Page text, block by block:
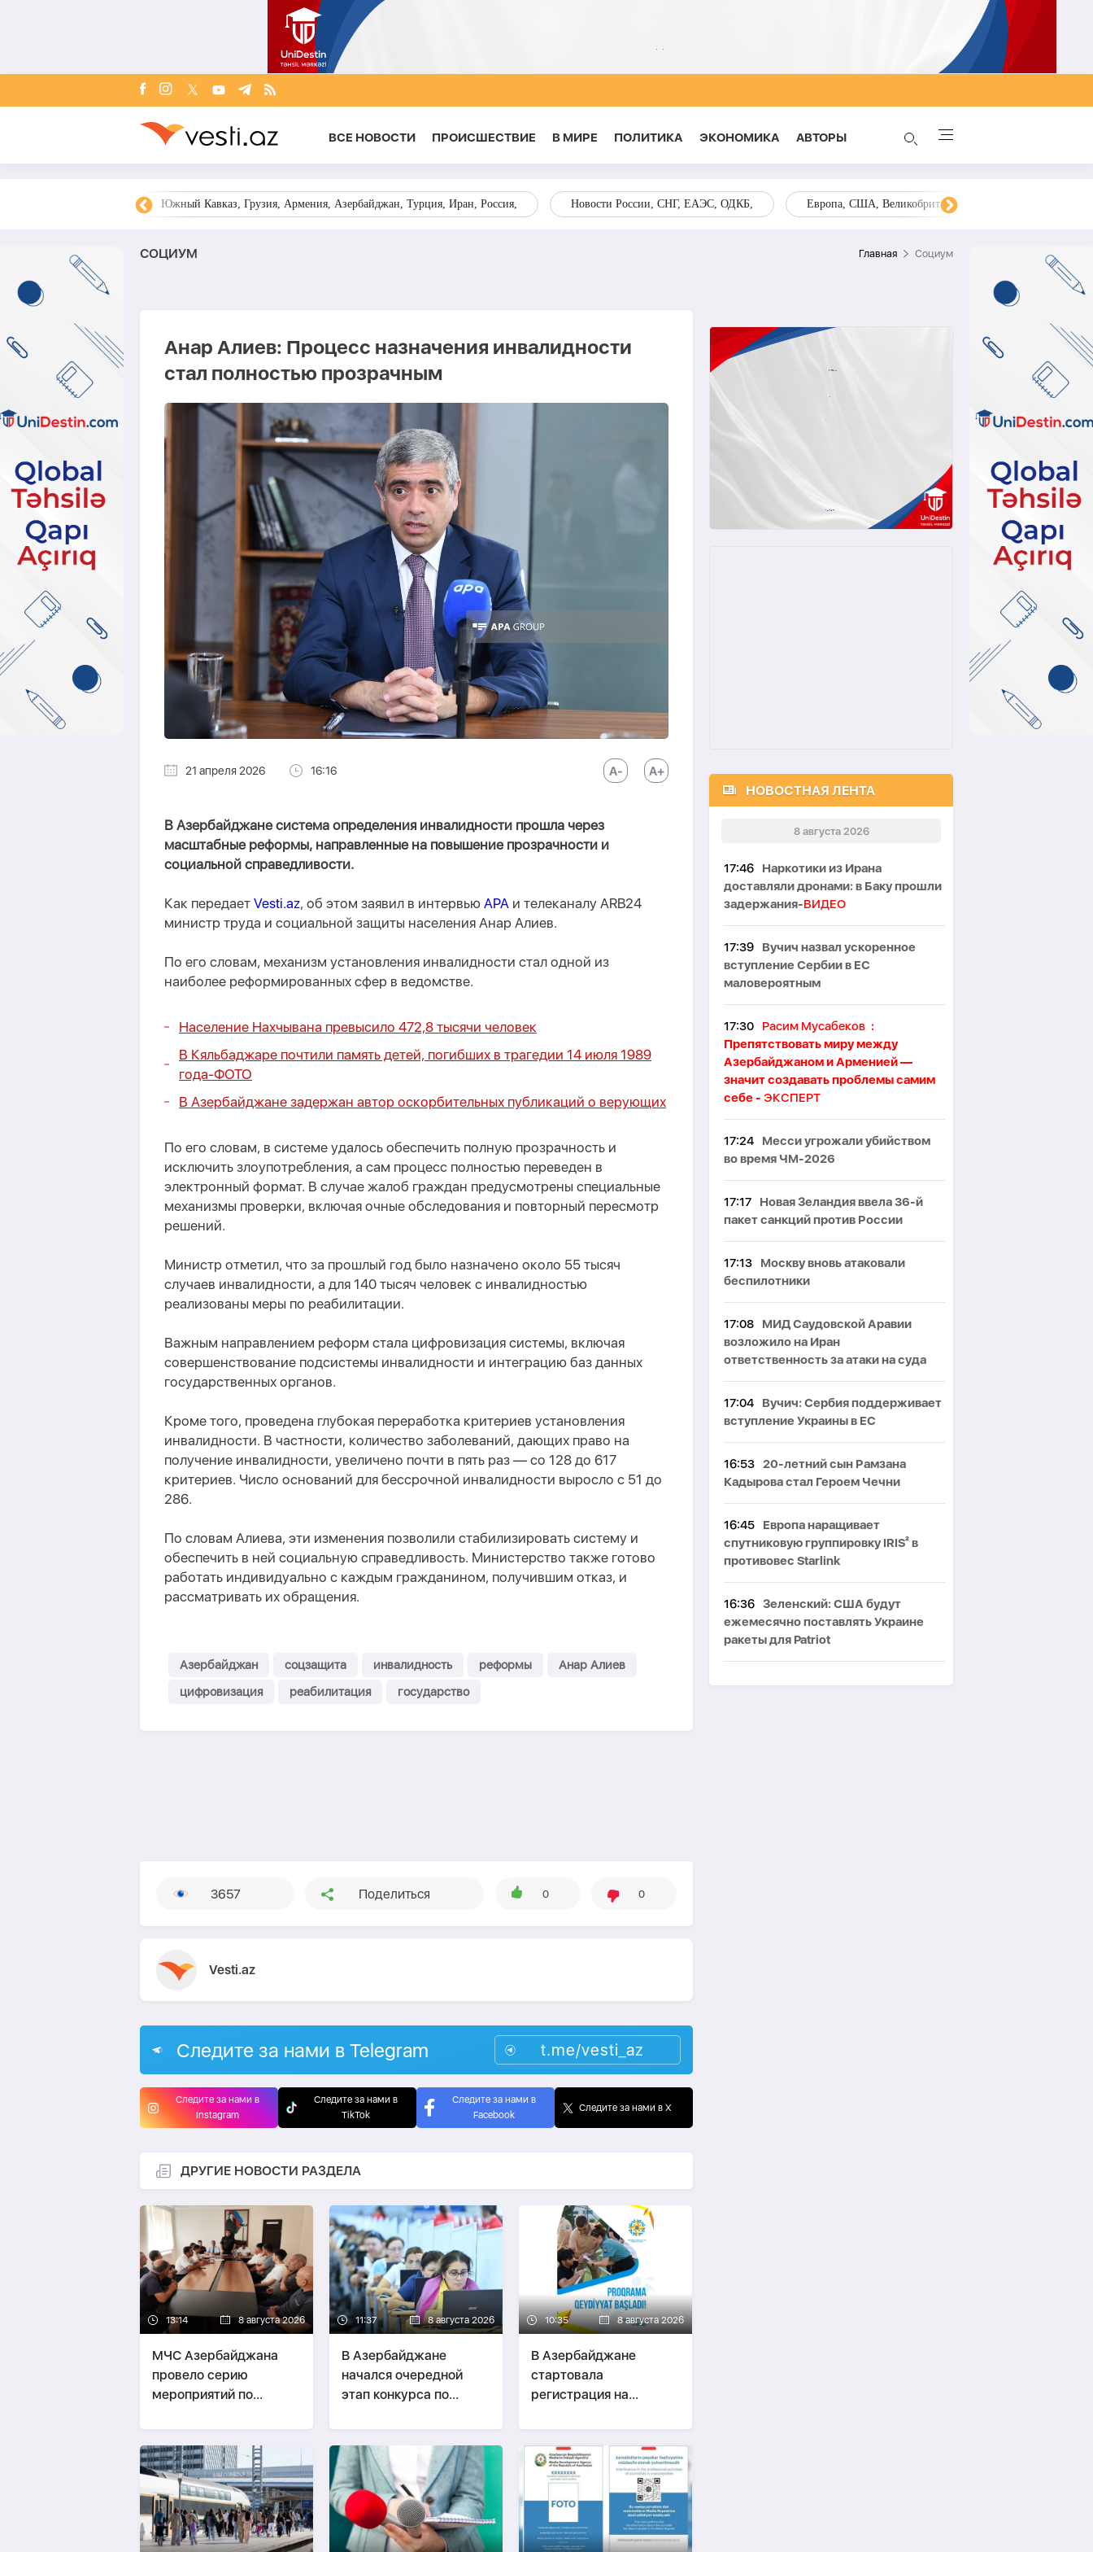
ВСЕ НОВОСТИ ПРОИСШЕСТВИЕ В МИРЕ ПОЛИТИКА ЭКОНОМИКА AВТОРЫ
Южный Кавказ, Грузия, Армения, Азербайджан, Турция, Иран, Россия, Новости России, СНГ, ЕАЭС, ОДКБ, Европа, США, Великобритания, Украина, Запад,
СОЦИУМ Главная Социум
Анар Алиев: Процесс назначения инвалидности
стал полностью прозрачным
21 апреля 2026 16:16
В Азербайджане система определения инвалидности прошла через
масштабные реформы, направленные на повышение прозрачности и
социальной справедливости.
Как передает Vesti.az, об этом заявил в интервью APA и телеканалу ARB24
министр труда и социальной защиты населения Анар Алиев.
По его словам, механизм установления инвалидности стал одной из
наиболее реформированных сфер в ведомстве.
Население Нахчывана превысило 472,8 тысячи человек
В Кяльбаджаре почтили память детей, погибших в трагедии 14 июля 1989
года-ФОТО
В Азербайджане задержан автор оскорбительных публикаций о верующих
По его словам, в системе удалось обеспечить полную прозрачность и
исключить злоупотребления, а сам процесс полностью переведен в
электронный формат. В случае жалоб граждан предусмотрены специальные
механизмы проверки, включая очные обследования и повторный пересмотр
решений.
Министр отметил, что за прошлый год было назначено около 55 тысяч
случаев инвалидности, а для 140 тысяч человек с инвалидностью
реализованы меры по реабилитации.
Важным направлением реформ стала цифровизация системы, включая
совершенствование подсистемы инвалидности и интеграцию баз данных
государственных органов.
Кроме того, проведена глубокая переработка критериев установления
инвалидности. В частности, количество заболеваний, дающих право на
получение инвалидности, увеличено почти в пять раз — со 128 до 617
критериев. Число оснований для бессрочной инвалидности выросло с 51 до
286.
По словам Алиева, эти изменения позволили стабилизировать систему и
обеспечить в ней социальную справедливость. Министерство также готово
работать индивидуально с каждым гражданином, получившим отказ, и
рассматривать их обращения.
Азербайджан соцзащита инвалидность реформы
Анар Алиев
цифровизация
реабилитация государство
3657 Поделиться 0 0
Vesti.az
Следите за нами в Telegram t.me/vesti_az
Следите за нами в
Instagram
Следите за нами в
TikTok
Следите за нами в
Facebook
Следите за нами в X
ДРУГИЕ НОВОСТИ РАЗДЕЛА
13:14 8 августа 2026
МЧС Азербайджана
провело серию
мероприятий по
населения-ФОТО
11:37 8 августа 2026
В Азербайджане
начался очередной
этап конкурса по
работу
10:35 8 августа 2026
В Азербайджане
стартовала
регистрация на
«Волонтеры
экстренной помощи»
НОВОСТНАЯ ЛЕНТА
8 августа 2026
17:46
Наркотики из Ирана
доставляли дронами: в Баку прошли
задержания-ВИДЕО
17:39
Вучич назвал ускоренное
вступление Сербии в ЕС
маловероятным
17:30 Расим Мусабеков :
Препятствовать миру между
Азербайджаном и Арменией —
значит создавать проблемы самим
себе - ЭКСПЕРТ
17:24
Месси угрожали убийством
во время ЧМ-2026
17:17
Новая Зеландия ввела 36-й
пакет санкций против России
17:13
Москву вновь атаковали
беспилотники
17:08
МИД Саудовской Аравии
возложило на Иран
ответственность за атаки на суда
17:04
Вучич: Сербия поддерживает
вступление Украины в ЕС
16:53 20-летний сын Рамзана
Кадырова стал Героем Чечни
16:45
Европа наращивает
спутниковую группировку IRIS² в
противовес Starlink
16:36 Зеленский: США будут
ежемесячно поставлять Украине
ракеты для Patriot
16:29 Арагчи: Конвенция по Каспию